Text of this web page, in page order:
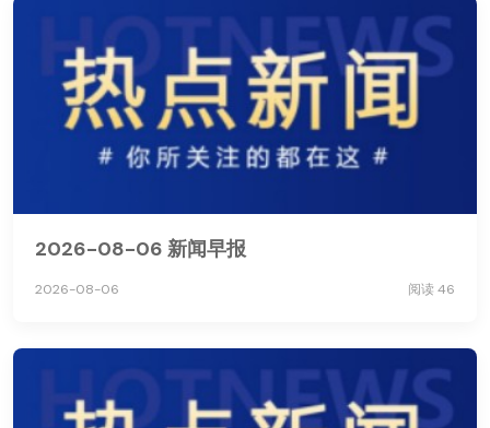
2026-08-06 新闻早报
2026-08-06 阅读 46